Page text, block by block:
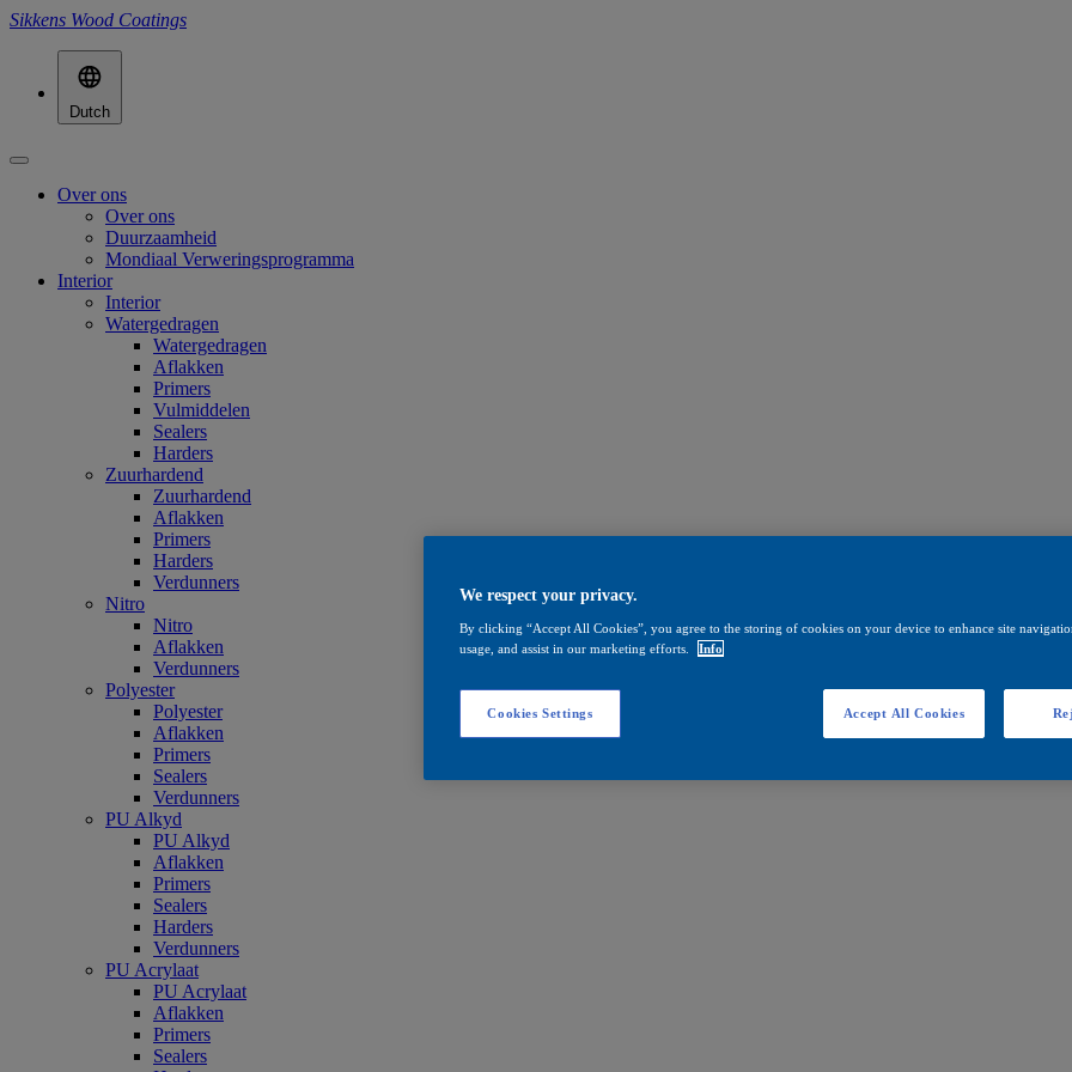
Sikkens Wood Coatings
Dutch
Over ons
Over ons
Duurzaamheid
Mondiaal Verweringsprogramma
Interior
Interior
Watergedragen
Watergedragen
Aflakken
Primers
Vulmiddelen
Sealers
Harders
Zuurhardend
Zuurhardend
Aflakken
Primers
Harders
Verdunners
Nitro
Nitro
Aflakken
Verdunners
Polyester
Polyester
Aflakken
Primers
Sealers
Verdunners
PU Alkyd
PU Alkyd
Aflakken
Primers
Sealers
Harders
Verdunners
PU Acrylaat
PU Acrylaat
Aflakken
Primers
Sealers
We respect your privacy.
By clicking “Accept All Cookies”, you agree to the storing of cookies on your device to enhance site
usage, and assist in our marketing efforts.
Info
Cookies Settings Accept All Cookies